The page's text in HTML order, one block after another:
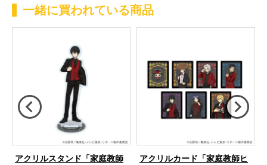
一緒に買われている商品
アクリルスタンド「家庭教師
アクリルカード「家庭教師ヒ